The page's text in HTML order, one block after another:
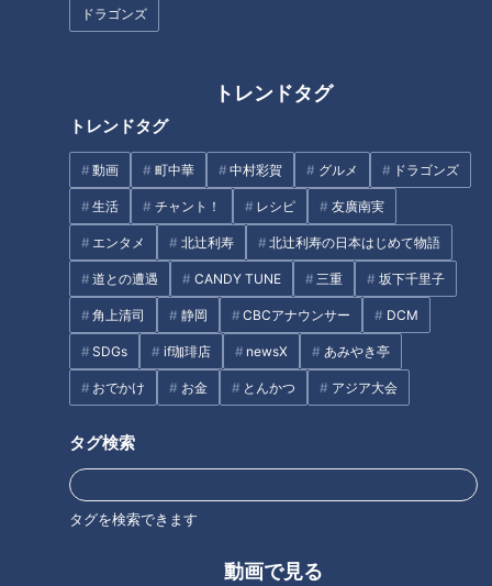
ドラゴンズ
トレンドタグ
トレンドタグ
動画 町中華 中村彩賀 グルメ ドラゴンズ
生活 チャント！ レシピ 友廣南実
エンタメ 北辻利寿 北辻利寿の日本はじめて物語
道との遭遇 CANDY TUNE 三重 坂下千里子
角上清司 静岡 CBCアナウンサー DCM
SDGs if珈琲店 newsX あみやき亭
おでかけ お金 とんかつ アジア大会
タグ検索
タグを検索できます
動画で見る
アメリカ大統領の任期は、合衆国憲法修正第20条によって
「投票翌年の1月20日正午」からと定められています。4年に1
度、首都ワシントンの連邦議会議事堂前を会場に、大統領就任
式が行われます。新大統領の就任を国内外に示す“お披露目”が
目的であり、ここで新大統領が行う「就任宣誓」は法律で定め
られた義務でもあります。
なぜ「1月20日」になった？